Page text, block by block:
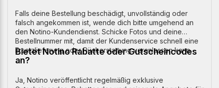
Falls deine Bestellung beschädigt, unvollständig oder
falsch angekommen ist, wende dich bitte umgehend an
den Notino-Kundendienst. Schicke Fotos und deine
Bestellnummer mit, damit der Kundenservice schnell eine
Ersatzlieferung oder Rückerstattung veranlassen kann.
Bietet Notino Rabatte oder Gutscheincodes
an?
Ja, Notino veröffentlicht regelmäßig exklusive